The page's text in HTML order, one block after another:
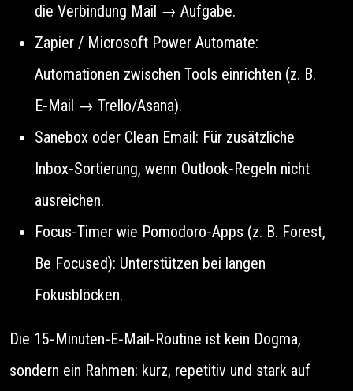
die Verbindung Mail → Aufgabe.
Zapier / Microsoft Power Automate:
Automationen zwischen Tools einrichten (z. B.
E‑Mail → Trello/Asana).
Sanebox oder Clean Email: Für zusätzliche
Inbox‑Sortierung, wenn Outlook‑Regeln nicht
ausreichen.
Focus‑Timer wie Pomodoro‑Apps (z. B. Forest,
Be Focused): Unterstützen bei langen
Fokusblöcken.
Die 15‑Minuten‑E‑Mail‑Routine ist kein Dogma,
sondern ein Rahmen: kurz, repetitiv und stark auf